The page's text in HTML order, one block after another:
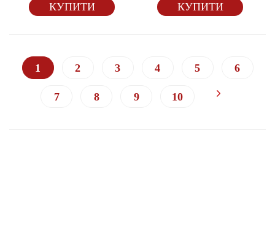
КУПИТИ КУПИТИ
1 2 3 4 5 6
7 8 9 10